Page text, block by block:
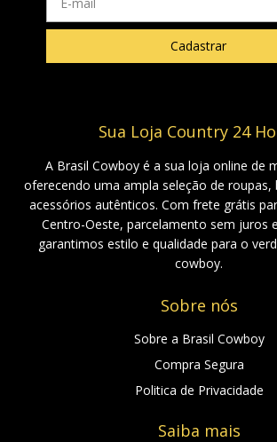
Sua Loja Country 24
A Brasil Cowboy é a sua loja online de
oferecendo uma ampla seleção de roupas,
acessórios autênticos. Com frete grátis
Centro-Oeste, parcelamento sem juros
garantimos estilo e qualidade para o
cowboy.
Sobre nós
Sobre a Brasil Cowboy
Compra Segura
Politica de Privacidade
Saiba mais